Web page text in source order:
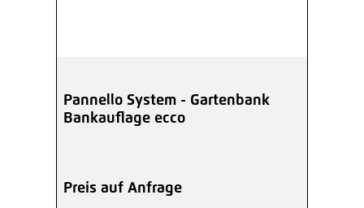
Pannello System - Gartenbank
Bankauflage ecco
Preis auf Anfrage